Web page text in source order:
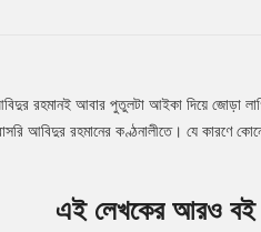
রহমানই আবার পুতুলটা আইকা দিয়ে জোড়া
আবিদুর রহমানের কণ্ঠনালীতে। যে
এই লেখকের আরও বই